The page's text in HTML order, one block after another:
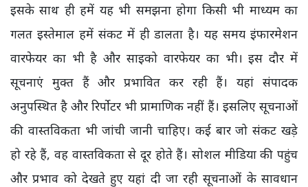
इसके साथ ही हमें यह भी समझना होगा किसी भी माध्यम का
गलत इस्तेमाल हमें संकट में ही डालता है। यह समय इंफारमेशन
वारफेयर का भी है और साइको वारफेयर का भी। इस दौर में
सूचनाएं मुक्त हैं और प्रभावित कर रही हैं। यहां संपादक
अनुपस्थित है और रिर्पोटर भी प्रामाणिक नहीं हैं। इसलिए सूचनाओं
की वास्तविकता भी जांची जानी चाहिए। कई बार जो संकट खड़े
हो रहे हैं, वह वास्तविकता से दूर होते हैं। सोशल मीडिया की पहुंच
और प्रभाव को देखते हुए यहां दी जा रही सूचनाओं के सावधान